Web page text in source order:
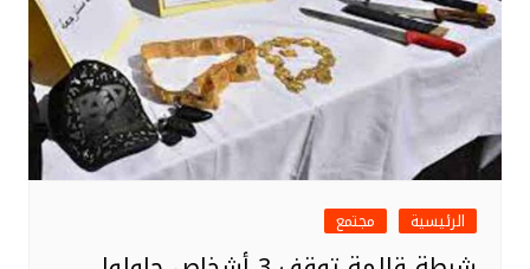
الرئيسية مجتمع